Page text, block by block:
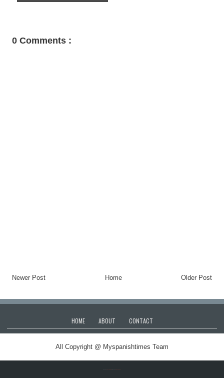
0 Comments :
Newer Post Older Post
Home
HOME ABOUT CONTACT
All Copyright @ Myspanishtimes Team